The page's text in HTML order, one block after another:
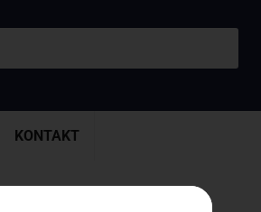
KONTAKT